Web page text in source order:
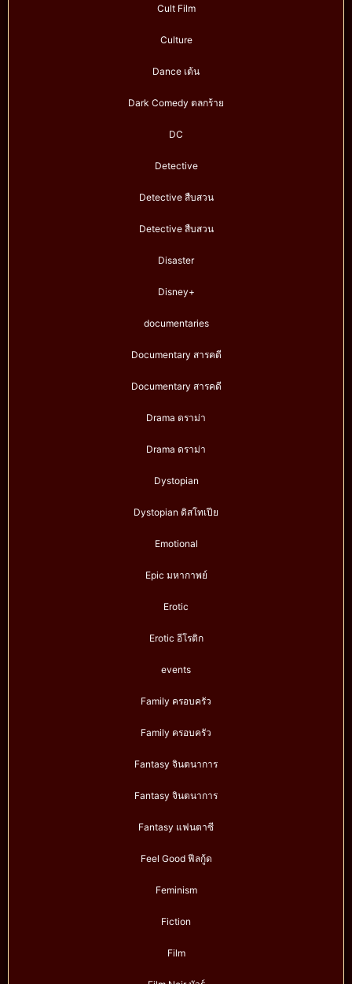
Cult Film
Culture
Dance เต้น
Dark Comedy ตลกร้าย
DC
Detective
Detective สืบสวน
Detective สืบสวน
Disaster
Disney+
documentaries
Documentary สารคดี
Documentary สารคดี
Drama ดราม่า
Drama ดราม่า
Dystopian
Dystopian ดิสโทเปีย
Emotional
Epic มหากาพย์
Erotic
Erotic อีโรติก
events
Family ครอบครัว
Family ครอบครัว
Fantasy จินตนาการ
Fantasy จินตนาการ
Fantasy แฟนตาซี
Feel Good ฟีลกู้ด
Feminism
Fiction
Film